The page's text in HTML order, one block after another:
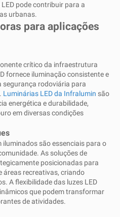
pode contribuir para a
urbanas.
para aplicações
crítico da infraestrutura
fornece iluminação consistente e
segurança rodoviária para
Luminárias LED da Infralumin são
energética e durabilidade,
em diversas condições
iluminados são essenciais para o
As soluções de
posicionadas para
áreas recreativas, criando
A flexibilidade das luzes LED
que podem transformar
de atividades.